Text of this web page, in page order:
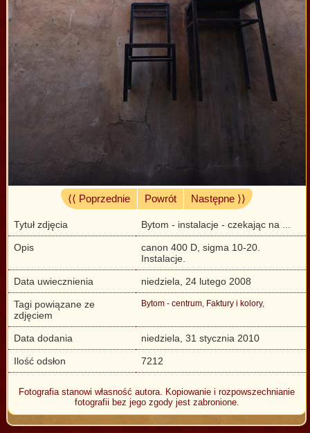
⟨⟨ Poprzednie Powrót Następne ⟩⟩
Tytuł zdjęcia Bytom - instalacje - czekając na ...
Opis
canon 400 D, sigma 10-20.
Instalacje.
Data uwiecznienia niedziela, 24 lutego 2008
Tagi powiązane ze
zdjęciem
Bytom - centrum, Faktury i kolory,
Data dodania niedziela, 31 stycznia 2010
Ilość odsłon 7212
Fotografia stanowi własność autora. Kopiowanie i rozpowszechnianie
fotografii bez jego zgody jest zabronione.